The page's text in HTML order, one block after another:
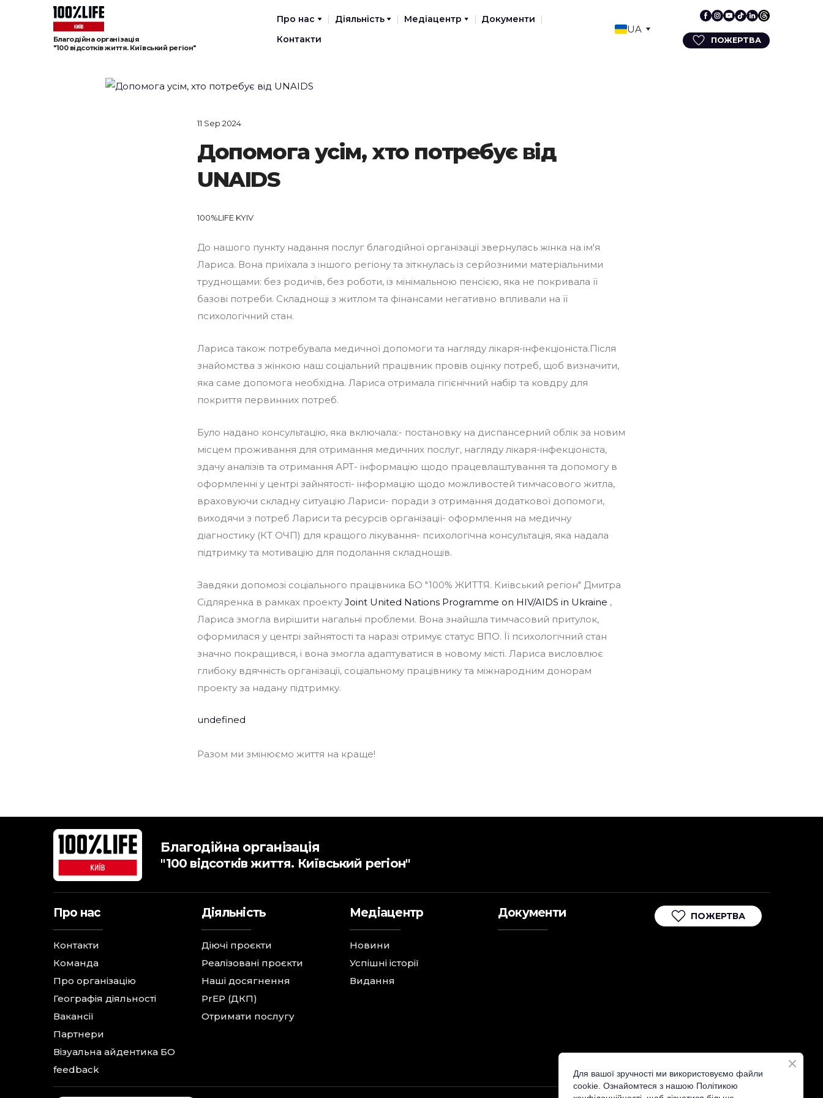
Благодійна організація
"100 відсотків життя. Київський регіон"
Про нас Діяльність Медіацентр
Документи
Контакти
UA
ПОЖЕРТВА
11 Sep 2024
Допомога усім, хто потребує від
UNAIDS
100%LIFE KYIV
До нашого пункту надання послуг благодійної організації звернулась жінка на ім'я
Лариса. Вона приїхала з іншого регіону та зіткнулась із серйозними матеріальними
труднощами: без родичів, без роботи, із мінімальною пенсією, яка не покривала її
базові потреби. Складнощі з житлом та фінансами негативно впливали на її
психологічний стан.
Лариса також потребувала медичної допомоги та нагляду лікаря-інфекціоніста.Після
знайомства з жінкою наш соціальний працівник провів оцінку потреб, щоб визначити,
яка саме допомога необхідна. Лариса отримала гігієнічний набір та ковдру для
покриття первинних потреб.
Було надано консультацію, яка включала:- постановку на диспансерний облік за новим
місцем проживання для отримання медичних послуг, нагляду лікаря-інфекціоніста,
здачу аналізів та отримання АРТ- інформацію щодо працевлаштування та допомогу в
оформленні у центрі зайнятості- інформацію щодо можливостей тимчасового житла,
враховуючи складну ситуацію Лариси- поради з отримання додаткової допомоги,
виходячи з потреб Лариси та ресурсів організації- оформлення на медичну
діагностику (КТ ОЧП) для кращого лікування- психологічна консультація, яка надала
підтримку та мотивацію для подолання складнощів.
Завдяки допомозі соціального працівника БО "100% ЖИТТЯ. Київський регіон" Дмитра
Сідляренка в рамках проекту Joint United Nations Programme on HIV/AIDS in Ukraine ,
Лариса змогла вирішити нагальні проблеми. Вона знайшла тимчасовий притулок,
оформилася у центрі зайнятості та наразі отримує статус ВПО. Її психологічний стан
значно покращився, і вона змогла адаптуватися в новому місті. Лариса висловлює
глибоку вдячність організації, соціальному працівнику та міжнародним донорам
проекту за надану підтримку.
undefined
Разом ми змінюємо життя на краще!
Благодійна організація
"100 відсотків життя. Київський регіон"
Про нас
Контакти
Команда
Про організацію
Географія діяльності
Вакансії
Партнери
Візуальна айдентика БО
feedback
Діяльність
Діючі проєкти
Реалізовані проєкти
Наші досягнення
PrEP (ДКП)
Отримати послугу
Медіацентр
Новини
Успішні історії
Видання
Документи ПОЖЕРТВА
Для вашої зручності ми використовуємо файли
cookie. Ознайомтеся з нашою Політикою